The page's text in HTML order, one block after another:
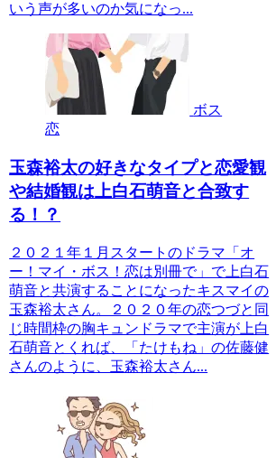
いう声が多いのか気になっ...
ボス
恋
玉森裕太の好きなタイプと恋愛観
や結婚観は上白石萌音と合致す
る！？
２０２１年１月スタートのドラマ「オ
ー！マイ・ボス！恋は別冊で」で上白石
萌音と共演することになったキスマイの
玉森裕太さん。２０２０年の恋つづと同
じ時間枠の胸キュンドラマで主演が上白
石萌音とくれば、「たけもね」の佐藤健
さんのように、玉森裕太さん...